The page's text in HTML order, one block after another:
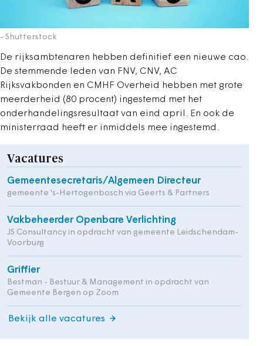
- Shutterstock
De rijksambtenaren hebben definitief een nieuwe cao.
De stemmende leden van FNV, CNV, AC
Rijksvakbonden en CMHF Overheid hebben met grote
meerderheid (80 procent) ingestemd met het
onderhandelingsresultaat van eind april. En ook de
ministerraad heeft er inmiddels mee ingestemd.
Vacatures
Gemeentesecretaris/Algemeen Directeur
gemeente 's-Hertogenbosch via Geerts & Partners
Vakbeheerder Openbare Verlichting
JS Consultancy in opdracht van gemeente Leidschendam-
Voorburg
Griffier
Bestman - Bestuur & Management in opdracht van
Gemeente Bergen op Zoom
Bekijk alle vacatures